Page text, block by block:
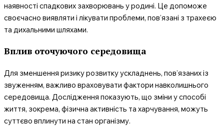
наявності спадкових захворювань у родині. Це допоможе
своєчасно виявляти і лікувати проблеми, пов’язані з трахеєю
та дихальними шляхами.
Вплив оточуючого середовища
Для зменшення ризику розвитку ускладнень, пов’язаних із
звуженням, важливо враховувати фактори навколишнього
середовища. Дослідження показують, що зміни у способі
життя, зокрема, фізична активність та харчування, можуть
суттєво вплинути на стан організму.